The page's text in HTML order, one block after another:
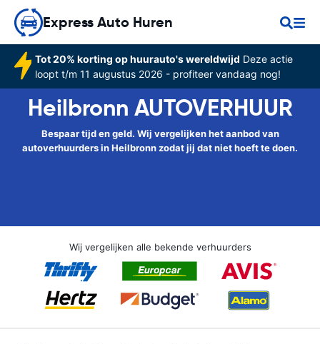
Express Auto Huren
Tot 20% korting op huurauto's wereldwijd Deze actie
loopt t/m 11 augustus 2026 - profiteer vandaag nog!
Heilbronn AUTOVERHUUR
Bespaar tijd en geld. Wij vergelijken het aanbod van
autoverhuurders in Heilbronn zodat jij dat niet hoeft te doen.
Wij vergelijken alle bekende verhuurders